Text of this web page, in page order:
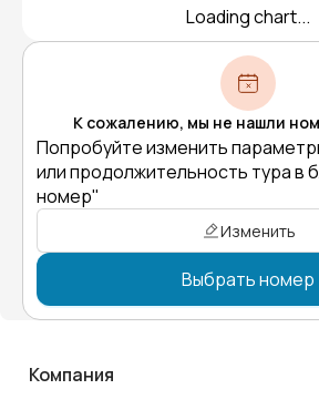
Loading chart...
К сожалению, мы не нашли
Попробуйте изменить
или продолжительность тура в
номер"
Изменить
Выбрать номер
Компания